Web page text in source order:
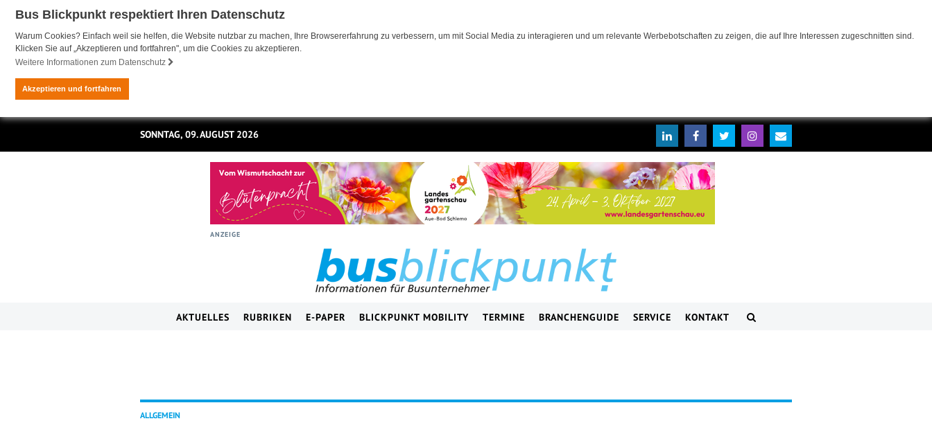
Bus Blickpunkt respektiert Ihren Datenschutz
Warum Cookies? Einfach weil sie helfen, die Website nutzbar zu machen, Ihre Browsererfahrung zu verbessern, um mit Social Media zu interagieren und um relevante Werbebotschaften zu zeigen, die auf Ihre Interessen zugeschnitten sind.
Klicken Sie auf „Akzeptieren und fortfahren", um die Cookies zu akzeptieren.
Weitere Informationen zum Datenschutz
Akzeptieren und fortfahren
SONNTAG, 09. AUGUST 2026
ANZEIGE
AKTUELLES RUBRIKEN E-PAPER BLICKPUNKT MOBILITY TERMINE BRANCHENGUIDE SERVICE KONTAKT
ALLGEMEIN